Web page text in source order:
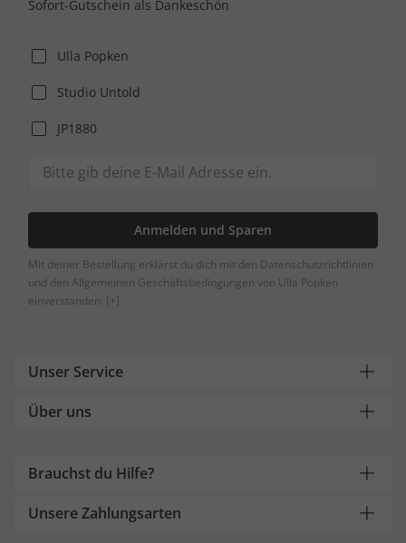
Sofort-Gutschein als Dankeschön
Ulla Popken
Studio Untold
JP1880
Anmelden und Sparen
Mit deiner Bestellung erklärst du dich mit den Datenschutzrichtlinien
und den Allgemeinen Geschäftsbedingungen von Ulla Popken
einverstanden. [+]
Unser Service
Über uns
Brauchst du Hilfe?
Unsere Zahlungsarten